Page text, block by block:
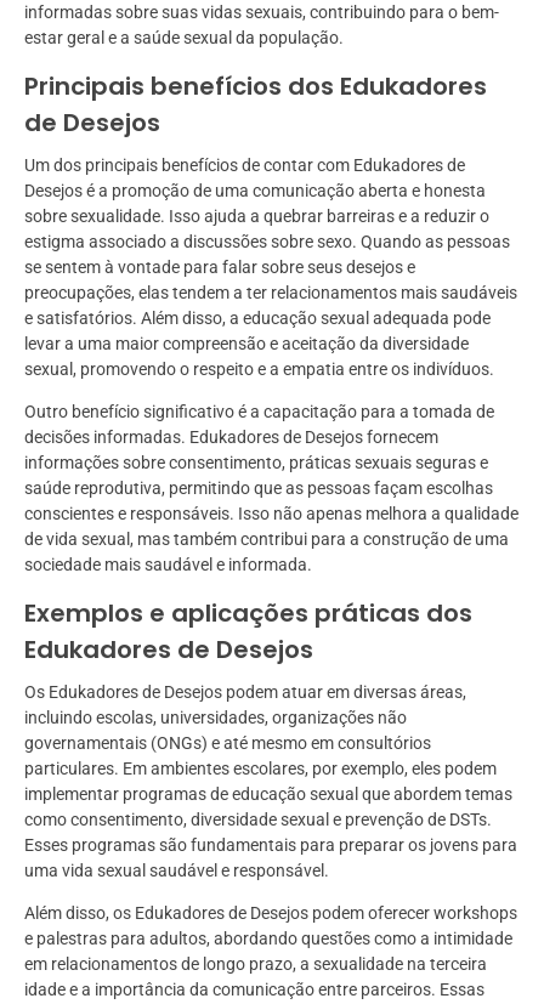
informadas sobre suas vidas sexuais, contribuindo para o bem-
estar geral e a saúde sexual da população.
Principais benefícios dos Edukadores
de Desejos
Um dos principais benefícios de contar com Edukadores de
Desejos é a promoção de uma comunicação aberta e honesta
sobre sexualidade. Isso ajuda a quebrar barreiras e a reduzir o
estigma associado a discussões sobre sexo. Quando as pessoas
se sentem à vontade para falar sobre seus desejos e
preocupações, elas tendem a ter relacionamentos mais saudáveis
e satisfatórios. Além disso, a educação sexual adequada pode
levar a uma maior compreensão e aceitação da diversidade
sexual, promovendo o respeito e a empatia entre os indivíduos.
Outro benefício significativo é a capacitação para a tomada de
decisões informadas. Edukadores de Desejos fornecem
informações sobre consentimento, práticas sexuais seguras e
saúde reprodutiva, permitindo que as pessoas façam escolhas
conscientes e responsáveis. Isso não apenas melhora a qualidade
de vida sexual, mas também contribui para a construção de uma
sociedade mais saudável e informada.
Exemplos e aplicações práticas dos
Edukadores de Desejos
Os Edukadores de Desejos podem atuar em diversas áreas,
incluindo escolas, universidades, organizações não
governamentais (ONGs) e até mesmo em consultórios
particulares. Em ambientes escolares, por exemplo, eles podem
implementar programas de educação sexual que abordem temas
como consentimento, diversidade sexual e prevenção de DSTs.
Esses programas são fundamentais para preparar os jovens para
uma vida sexual saudável e responsável.
Além disso, os Edukadores de Desejos podem oferecer workshops
e palestras para adultos, abordando questões como a intimidade
em relacionamentos de longo prazo, a sexualidade na terceira
idade e a importância da comunicação entre parceiros. Essas